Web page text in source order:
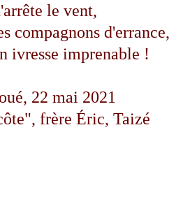
le vent,
compagnons d'errance,
ivresse imprenable !
22 mai 2021
frère Éric, Taizé